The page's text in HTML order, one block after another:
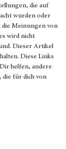
die auf
wurden oder
die Meinungen von
wird nicht
Dieser Artikel
Diese Links
helfen, andere
für dich von